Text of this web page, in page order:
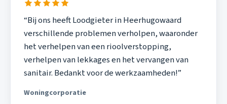
“Bij ons heeft Loodgieter in Heerhugowaard
verschillende problemen verholpen, waaronder
het verhelpen van een rioolverstopping,
verhelpen van lekkages en het vervangen van
sanitair. Bedankt voor de werkzaamheden!”
Woningcorporatie